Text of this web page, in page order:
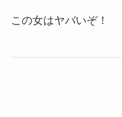
この女はヤバいぞ！